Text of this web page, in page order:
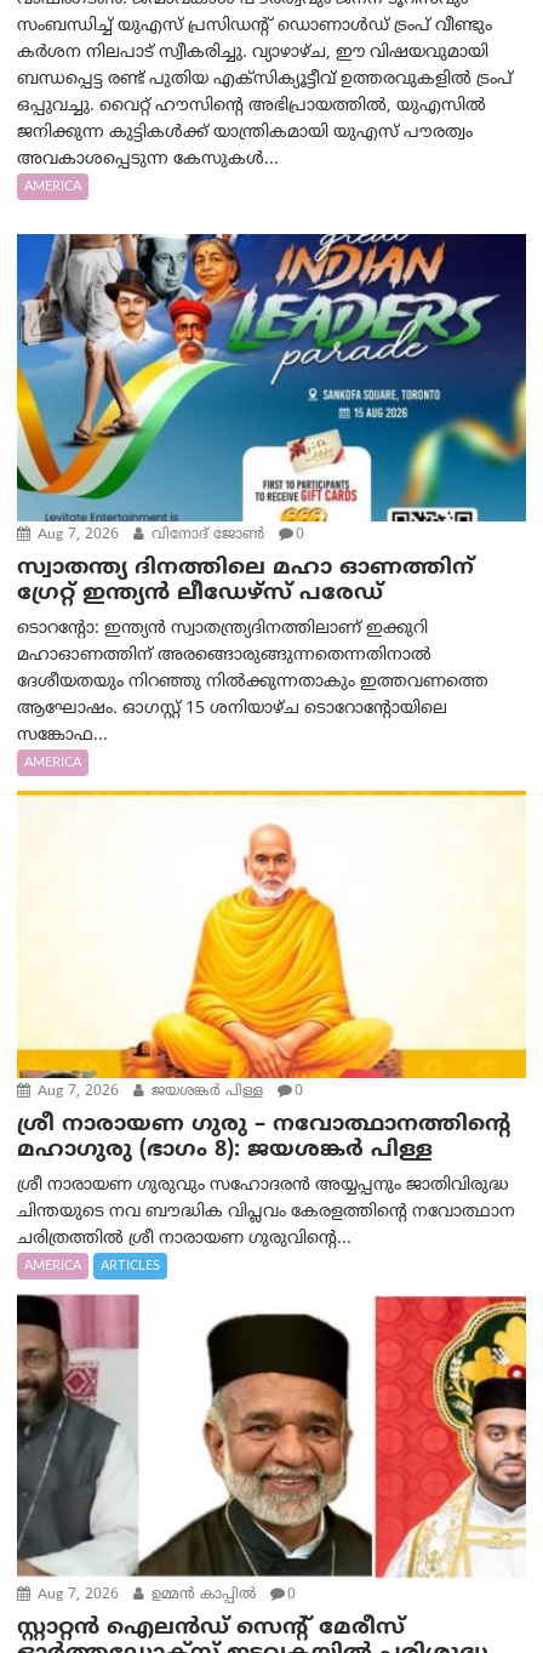
സംബന്ധിച്ച് യുഎസ് പ്രസിഡന്റ് ഡൊണാൾഡ് ട്രംപ് വീണ്ടും
കർശന നിലപാട് സ്വീകരിച്ചു. വ്യാഴാഴ്ച, ഈ വിഷയവുമായി
ബന്ധപ്പെട്ട രണ്ട് പുതിയ എക്സിക്യൂട്ടീവ് ഉത്തരവുകളിൽ ട്രംപ്
ഒപ്പുവച്ചു. വൈറ്റ് ഹൗസിന്റെ അഭിപ്രായത്തിൽ, യുഎസിൽ
ജനിക്കുന്ന കുട്ടികൾക്ക് യാന്ത്രികമായി യുഎസ് പൗരത്വം
അവകാശപ്പെടുന്ന കേസുകൾ...
AMERICA
Aug 7, 2026 വിനോദ് ജോൺ 0
സ്വാതന്ത്യ ദിനത്തിലെ മഹാ ഓണത്തിന്
ഗ്രേറ്റ് ഇന്ത്യൻ ലീഡേഴ്സ് പരേഡ്
ടൊറന്റോ: ഇന്ത്യൻ സ്വാതന്ത്ര്യദിനത്തിലാണ് ഇക്കുറി
മഹാഓണത്തിന് അരങ്ങൊരുങ്ങുന്നതെന്നതിനാൽ
ദേശീയതയും നിറഞ്ഞു നിൽക്കുന്നതാകും ഇത്തവണത്തെ
ആഘോഷം. ഓഗസ്റ്റ് 15 ശനിയാഴ്ച ടൊറോന്റോയിലെ
സങ്കോഫ...
AMERICA
Aug 7, 2026 ജയശങ്കര്‍ പിള്ള 0
ശ്രീ നാരായണ ഗുരു – നവോത്ഥാനത്തിന്റെ
മഹാഗുരു (ഭാഗം 8): ജയശങ്കര്‍ പിള്ള
ശ്രീ നാരായണ ഗുരുവും സഹോദരൻ അയ്യപ്പനും ജാതിവിരുദ്ധ
ചിന്തയുടെ നവ ബൗദ്ധിക വിപ്ലവം കേരളത്തിന്റെ നവോത്ഥാന
ചരിത്രത്തിൽ ശ്രീ നാരായണ ഗുരുവിന്റെ...
AMERICA ARTICLES
Aug 7, 2026 ഉമ്മന്‍ കാപ്പില്‍ 0
സ്റ്റാറ്റൻ ഐലൻഡ് സെന്റ് മേരീസ്